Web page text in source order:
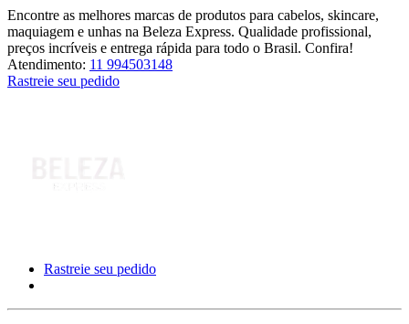
Encontre as melhores marcas de produtos para cabelos, skincare,
maquiagem e unhas na Beleza Express. Qualidade profissional,
preços incríveis e entrega rápida para todo o Brasil. Confira!
Atendimento: 11 994503148
Rastreie seu pedido
Rastreie seu pedido